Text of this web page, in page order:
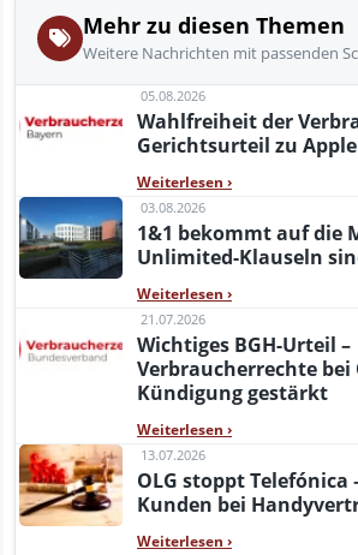
Mehr zu diesen Themen
Weitere Nachrichten mit passenden
05.08.2026
Wahlfreiheit der
Gerichtsurteil zu Apple
Weiterlesen ›
03.08.2026
1&1 bekommt auf die
Unlimited-Klauseln
Weiterlesen ›
21.07.2026
Wichtiges BGH-Urteil –
Verbraucherrechte bei
Kündigung gestärkt
Weiterlesen ›
13.07.2026
OLG stoppt
Kunden bei
Weiterlesen ›